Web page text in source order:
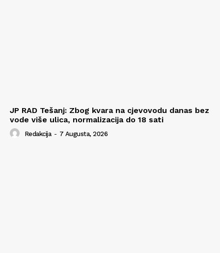
JP RAD Tešanj: Zbog kvara na cjevovodu danas bez
vode više ulica, normalizacija do 18 sati
Redakcija - 7 Augusta, 2026